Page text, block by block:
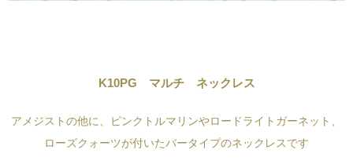
K10PG マルチ ネックレス
アメジストの他に、ピンクトルマリンやロードライトガーネット、
ローズクォーツが付いたバータイプのネックレスです